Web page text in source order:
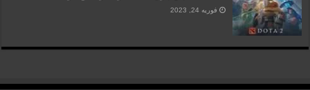
فوریه 24, 2023